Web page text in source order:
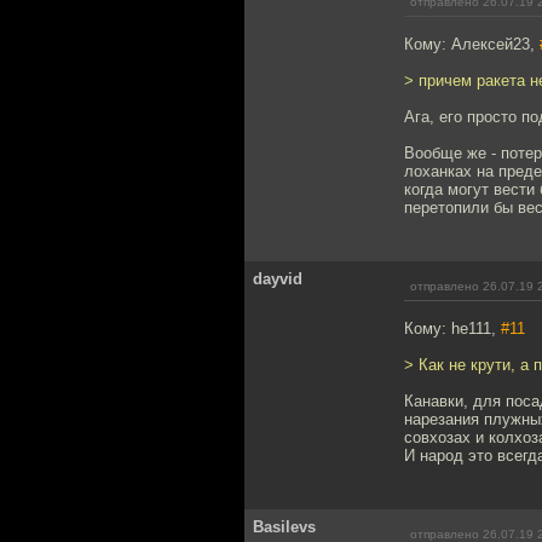
Кому: Алексей23,
> причем ракета
Ага, его просто
Вообще же -
лоханках на
когда могут
перетопили бы
dayvid отправлено 26.07.19
Кому: he111, #11
> Как не крути, а
Канавки, для
нарезания
совхозах и
И народ это
Basilevs отправлено 26.07.19